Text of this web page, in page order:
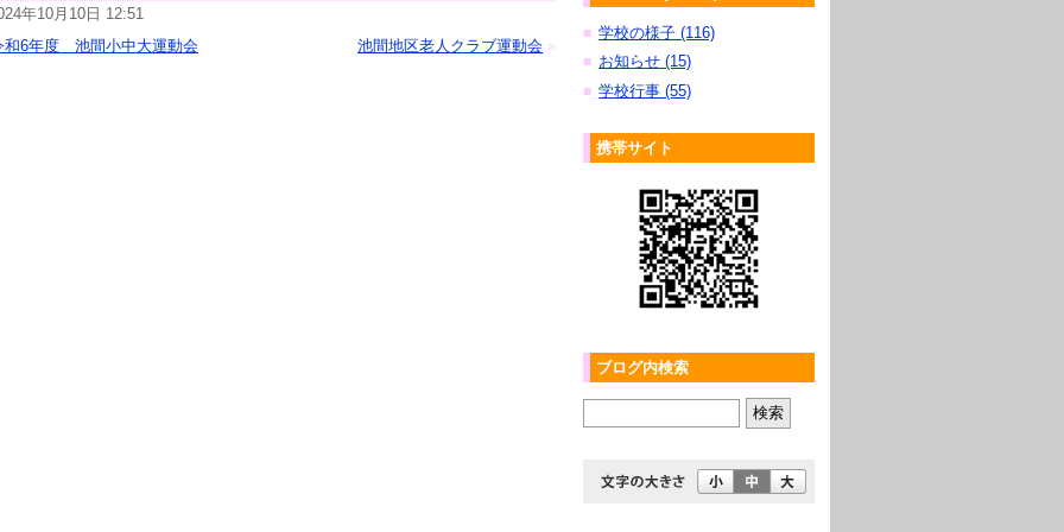
年10月10日 12:51
和6年度 池間小中大運動会
池間地区老人クラブ運動会 »
■ 学校の様子 (116)
■ お知らせ (15)
■ 学校行事 (55)
携帯サイト
ブログ内検索